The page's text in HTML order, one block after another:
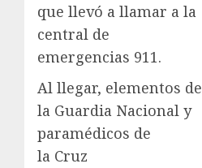
que llevó a llamar a la
central de
emergencias 911.
Al llegar, elementos de
la Guardia Nacional y
paramédicos de
la Cruz